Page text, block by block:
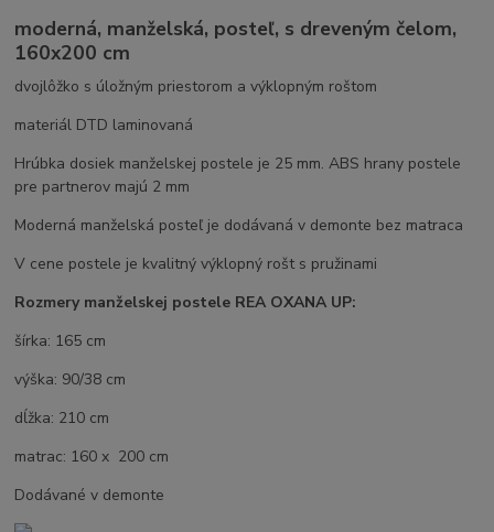
moderná, manželská, posteľ, s dreveným čelom,
160x200 cm
dvojlôžko s úložným priestorom a výklopným roštom
materiál DTD laminovaná
Hrúbka dosiek manželskej postele je 25 mm. ABS hrany postele
pre partnerov majú 2 mm
Moderná manželská posteľ je dodávaná v demonte bez matraca
V cene postele je kvalitný výklopný rošt s pružinami
Rozmery manželskej postele REA OXANA UP:
šírka: 165 cm
výška: 90/38 cm
dĺžka: 210 cm
matrac: 160 x 200 cm
Dodávané v demonte